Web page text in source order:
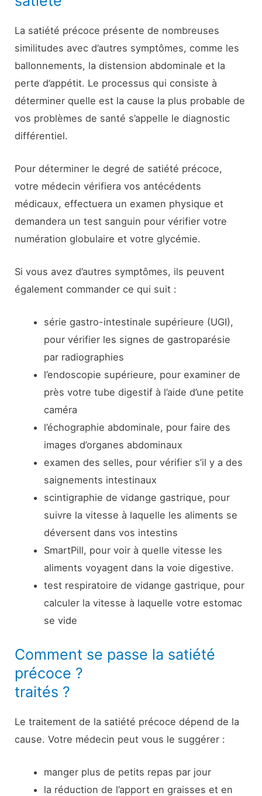
La satiété précoce présente de nombreuses
similitudes avec d’autres symptômes, comme les
ballonnements, la distension abdominale et la
perte d’appétit. Le processus qui consiste à
déterminer quelle est la cause la plus probable de
vos problèmes de santé s’appelle le diagnostic
différentiel.
Pour déterminer le degré de satiété précoce,
votre médecin vérifiera vos antécédents
médicaux, effectuera un examen physique et
demandera un test sanguin pour vérifier votre
numération globulaire et votre glycémie.
Si vous avez d’autres symptômes, ils peuvent
également commander ce qui suit :
série gastro-intestinale supérieure (UGI),
pour vérifier les signes de gastroparésie
par radiographies
l’endoscopie supérieure, pour examiner de
près votre tube digestif à l’aide d’une petite
caméra
l’échographie abdominale, pour faire des
images d’organes abdominaux
examen des selles, pour vérifier s’il y a des
saignements intestinaux
scintigraphie de vidange gastrique, pour
suivre la vitesse à laquelle les aliments se
déversent dans vos intestins
SmartPill, pour voir à quelle vitesse les
aliments voyagent dans la voie digestive.
test respiratoire de vidange gastrique, pour
calculer la vitesse à laquelle votre estomac
se vide
Comment se passe la satiété
précoce ?
traités ?
Le traitement de la satiété précoce dépend de la
cause. Votre médecin peut vous le suggérer :
manger plus de petits repas par jour
la réduction de l’apport en graisses et en